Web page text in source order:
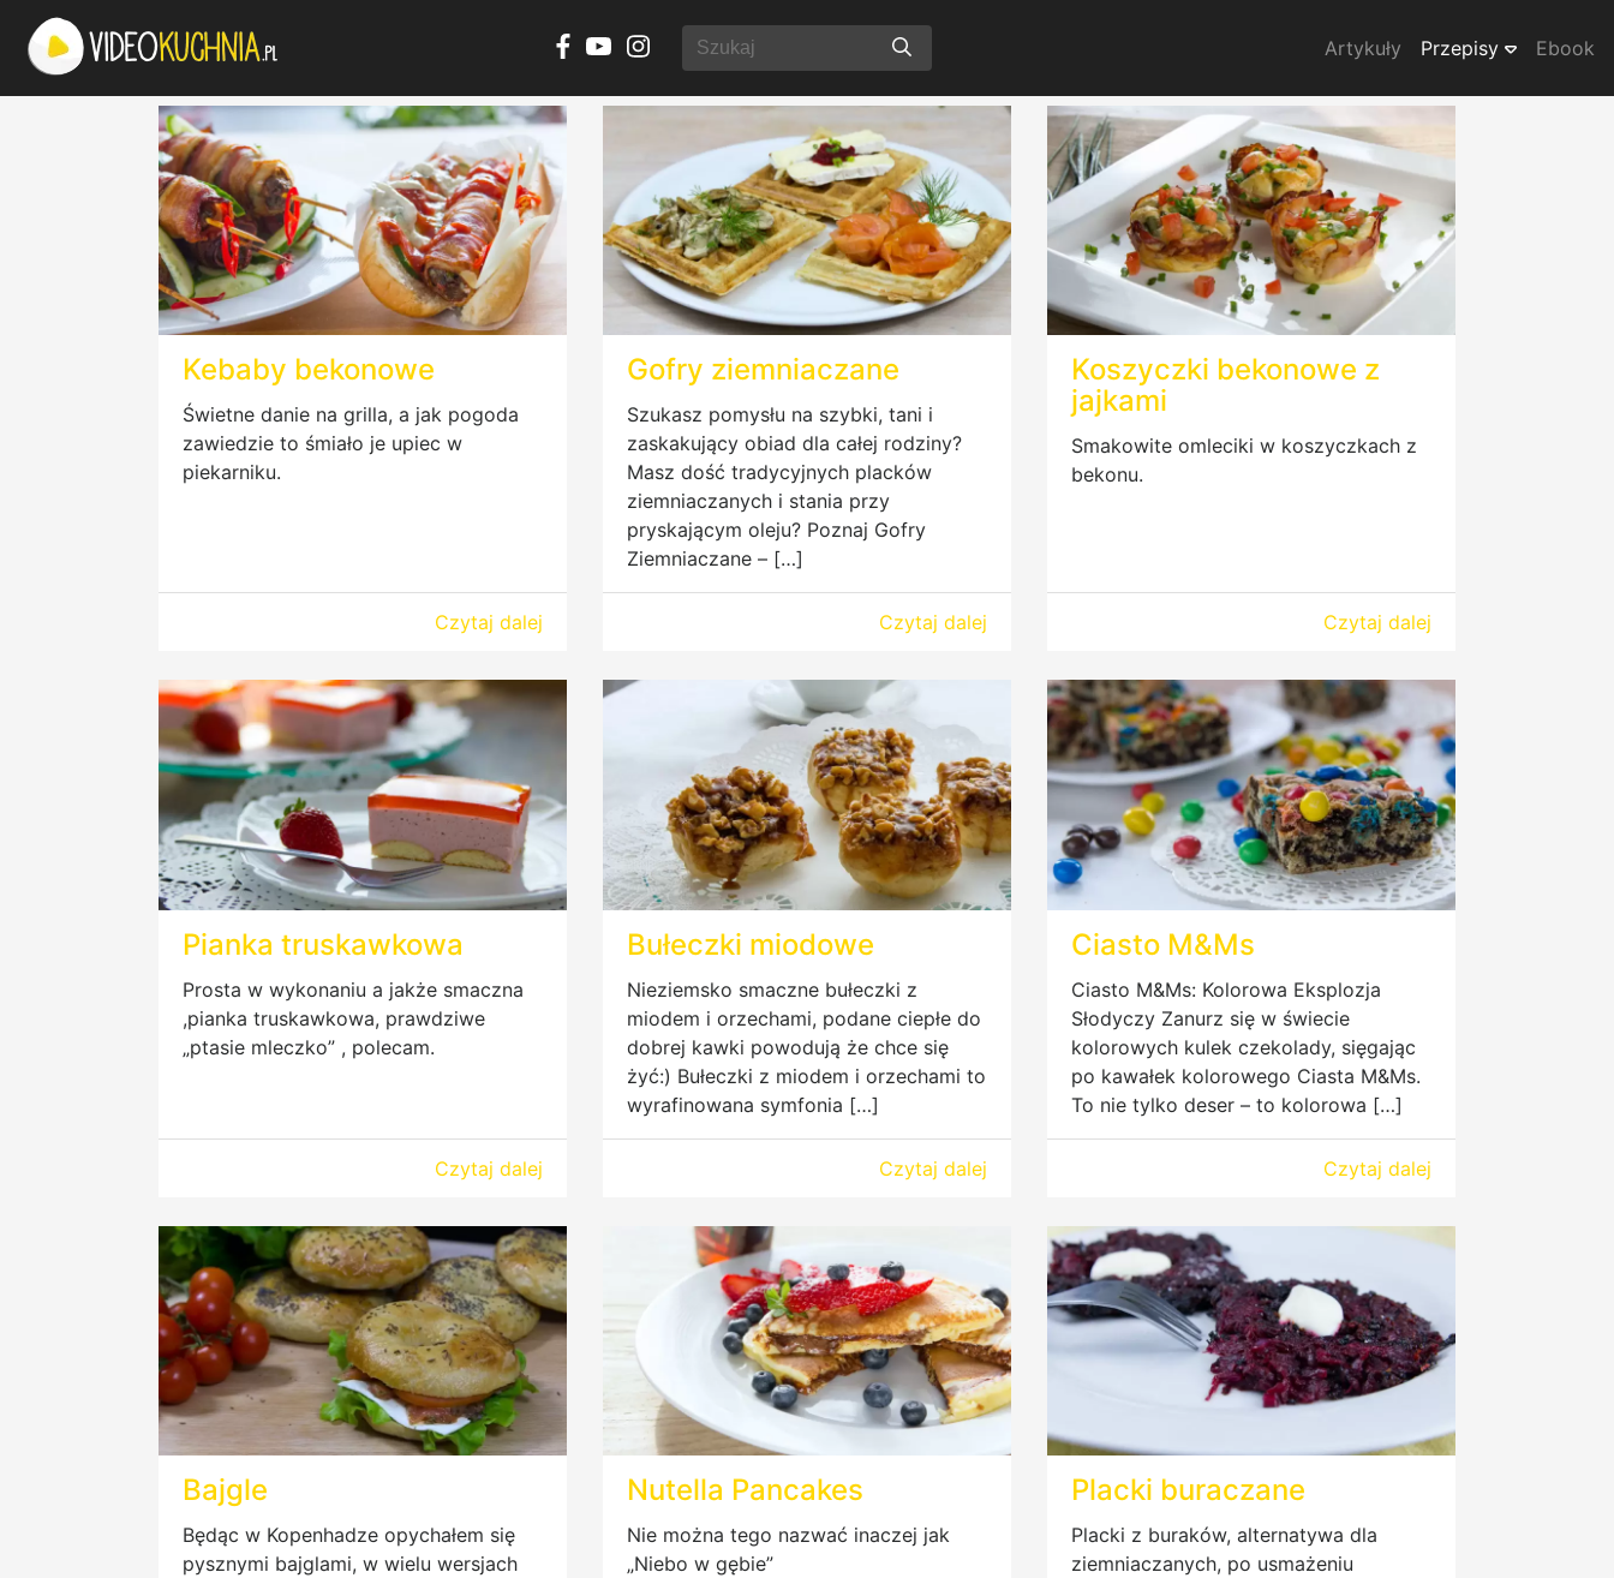
Artykuły Przepisy Ebook
Kebaby bekonowe
Świetne danie na grilla, a jak pogoda
zawiedzie to śmiało je upiec w
piekarniku.
Czytaj dalej
Gofry ziemniaczane
Szukasz pomysłu na szybki, tani i
zaskakujący obiad dla całej rodziny?
Masz dość tradycyjnych placków
ziemniaczanych i stania przy
pryskającym oleju? Poznaj Gofry
Ziemniaczane – […]
Czytaj dalej
Koszyczki bekonowe z
jajkami
Smakowite omleciki w koszyczkach z
bekonu.
Czytaj dalej
Pianka truskawkowa
Prosta w wykonaniu a jakże smaczna
,pianka truskawkowa, prawdziwe
„ptasie mleczko” , polecam.
Czytaj dalej
Bułeczki miodowe
Nieziemsko smaczne bułeczki z
miodem i orzechami, podane ciepłe do
dobrej kawki powodują że chce się
żyć:) Bułeczki z miodem i orzechami to
wyrafinowana symfonia […]
Czytaj dalej
Ciasto M&Ms
Ciasto M&Ms: Kolorowa Eksplozja
Słodyczy Zanurz się w świecie
kolorowych kulek czekolady, sięgając
po kawałek kolorowego Ciasta M&Ms.
To nie tylko deser – to kolorowa […]
Czytaj dalej
Bajgle
Będąc w Kopenhadze opychałem się
pysznymi bajglami, w wielu wersjach
Nutella Pancakes
Nie można tego nazwać inaczej jak
„Niebo w gębie”
Placki buraczane
Placki z buraków, alternatywa dla
ziemniaczanych, po usmażeniu